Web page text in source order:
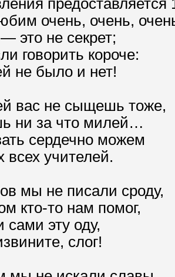
предоставляется
очень, очень,
это не секрет;
говорить короче:
не было и нет!
вас не сыщешь тоже,
ни за что милей…
сердечно можем
учителей.
мы не писали сроду,
кто-то нам помог,
эту оду,
слог!